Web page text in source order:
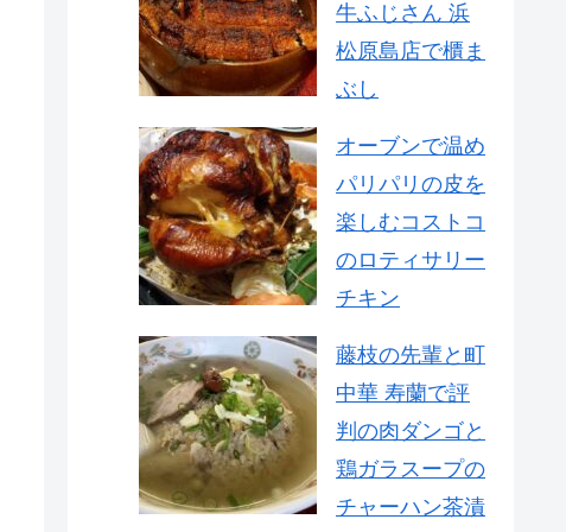
牛ふじさん 浜
松原島店で櫃ま
ぶし
オーブンで温め
パリパリの皮を
楽しむコストコ
のロティサリー
チキン
藤枝の先輩と町
中華 寿蘭で評
判の肉ダンゴと
鶏ガラスープの
チャーハン茶漬